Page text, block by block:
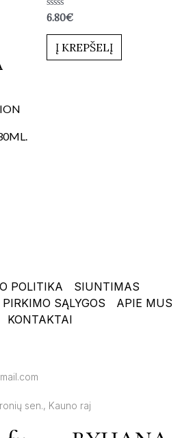
Įvertinimas:
0
iš
6.80€
Į KREPŠELĮ
POLITIKA
SIUNTIMAS
PIRKIMO SĄLYGOS
APIE MUS
KONTAKTAI
sen., Kauno raj